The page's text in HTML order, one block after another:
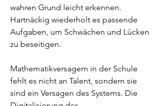
wahren Grund leicht erkennen.
Hartnäckig wiederholt es passende
Aufgaben, um Schwächen und Lücken
zu beseitigen.
Mathematikversagern in der Schule
fehlt es nicht an Talent, sondern sie
sind ein Versagen des Systems. Die